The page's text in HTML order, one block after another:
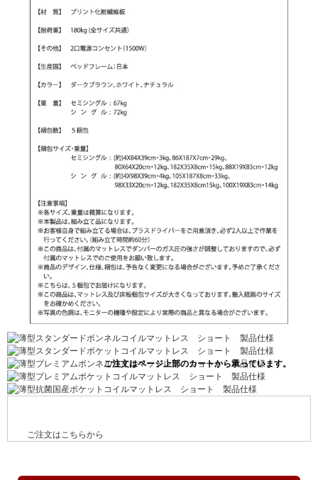
ご注文はこちらから